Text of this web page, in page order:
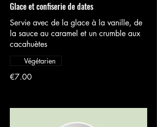
Glace et confiserie de dates
Servie avec de la glace à la vanille, de
la sauce au caramel et un crumble aux
cacahuètes
€7.00
Végétarien